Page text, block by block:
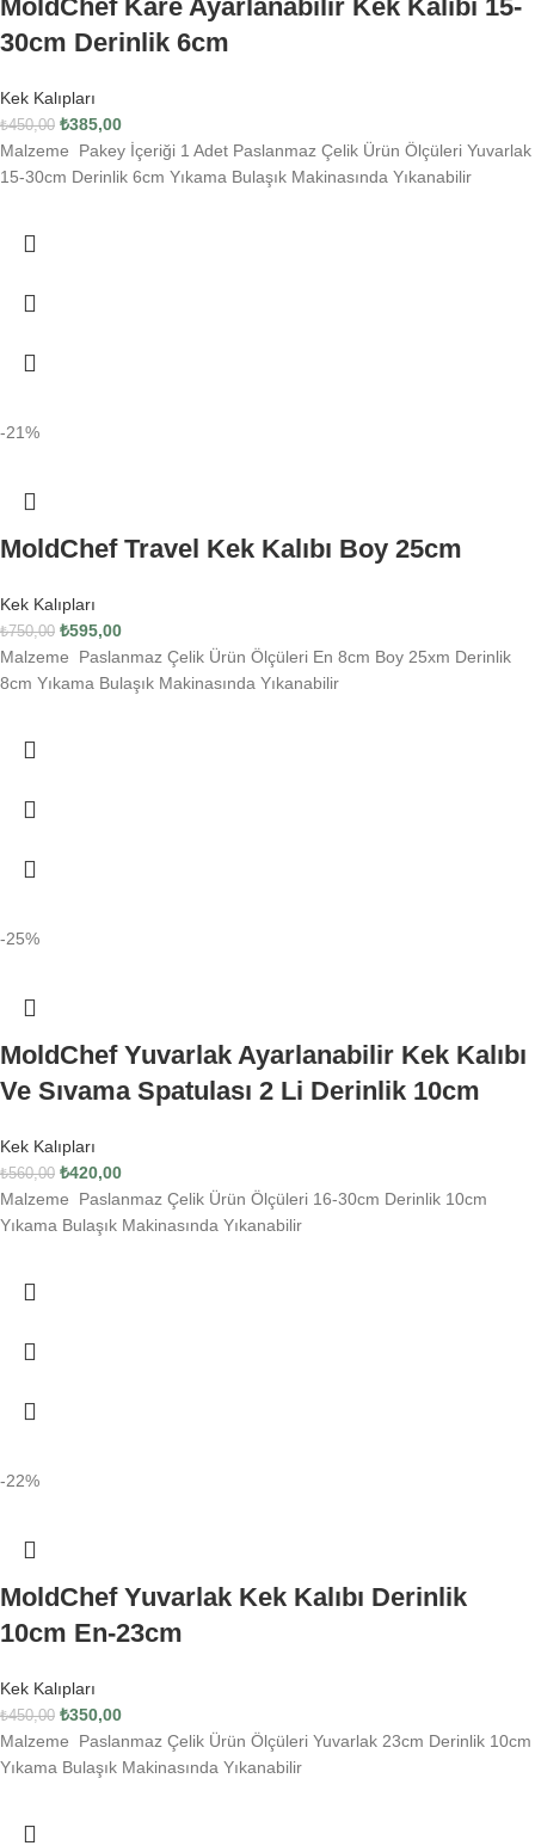
MoldChef Kare Ayarlanabilir Kek Kalıbı 15-
30cm Derinlik 6cm
Kek Kalıpları
₺450,00 ₺385,00
Malzeme Pakey İçeriği 1 Adet Paslanmaz Çelik Ürün Ölçüleri Yuvarlak
15-30cm Derinlik 6cm Yıkama Bulaşık Makinasında Yıkanabilir
-21%
MoldChef Travel Kek Kalıbı Boy 25cm
Kek Kalıpları
₺750,00 ₺595,00
Malzeme Paslanmaz Çelik Ürün Ölçüleri En 8cm Boy 25xm Derinlik
8cm Yıkama Bulaşık Makinasında Yıkanabilir
-25%
MoldChef Yuvarlak Ayarlanabilir Kek Kalıbı
Ve Sıvama Spatulası 2 Li Derinlik 10cm
Kek Kalıpları
₺560,00 ₺420,00
Malzeme Paslanmaz Çelik Ürün Ölçüleri 16-30cm Derinlik 10cm
Yıkama Bulaşık Makinasında Yıkanabilir
-22%
MoldChef Yuvarlak Kek Kalıbı Derinlik
10cm En-23cm
Kek Kalıpları
₺450,00 ₺350,00
Malzeme Paslanmaz Çelik Ürün Ölçüleri Yuvarlak 23cm Derinlik 10cm
Yıkama Bulaşık Makinasında Yıkanabilir